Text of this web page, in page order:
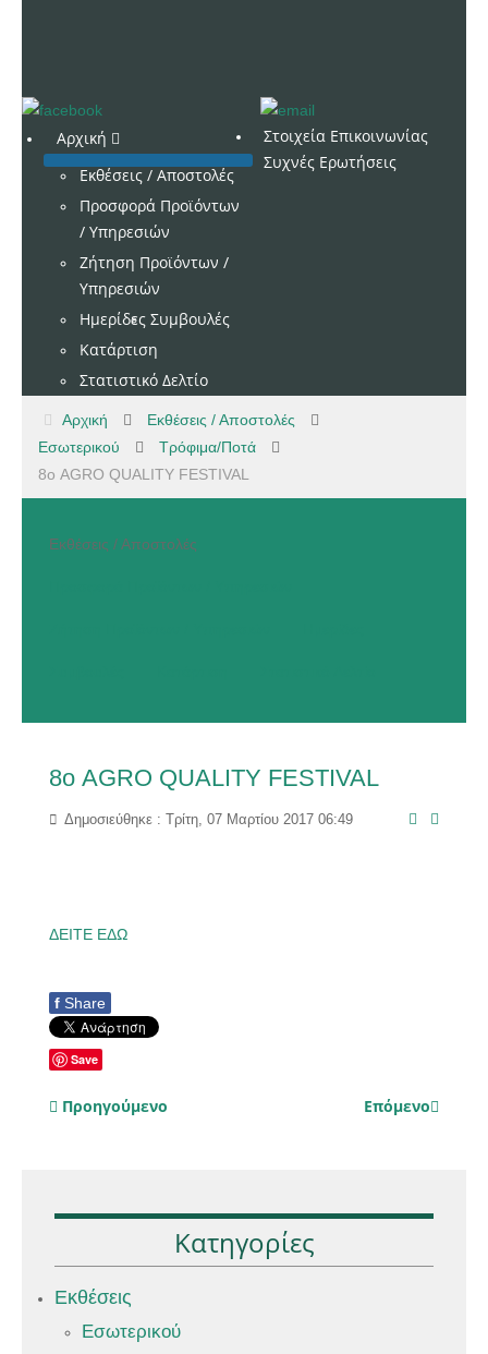
Αρχική
Εκθέσεις / Αποστολές
Προσφορά Προϊόντων
/ Υπηρεσιών
Ζήτηση Προϊόντων /
Υπηρεσιών
Ημερίδες Συμβουλές
Κατάρτιση
Στατιστικό Δελτίο
Στοιχεία Επικοινωνίας
Συχνές Ερωτήσεις
Αρχική
Εκθέσεις / Αποστολές
Εσωτερικού
Τρόφιμα/Ποτά
8ο AGRO QUALITY FESTIVAL
Εκθέσεις / Αποστολές
8ο AGRO QUALITY FESTIVAL
Δημοσιεύθηκε : Τρίτη, 07 Μαρτίου 2017 06:49
ΔΕΙΤΕ ΕΔΩ
f Share
Save
Προηγούμενο Επόμενο
Κατηγορίες
Εκθέσεις
Εσωτερικού